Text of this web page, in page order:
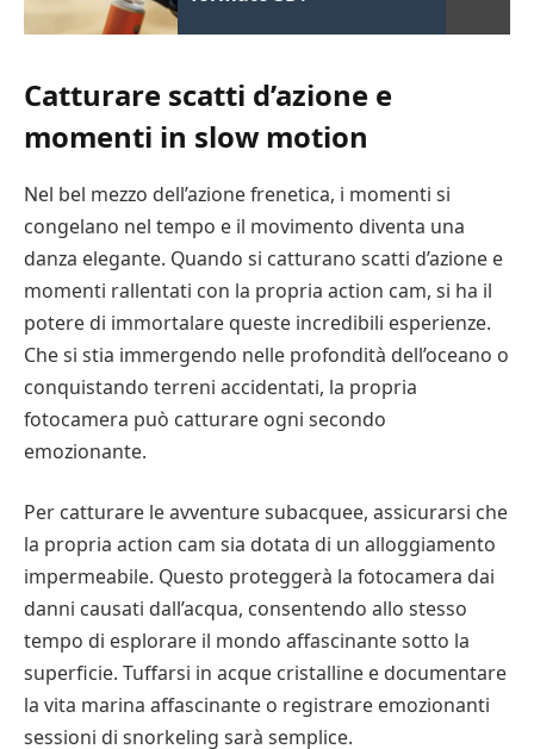
Catturare scatti d’azione e
momenti in slow motion
Nel bel mezzo dell’azione frenetica, i momenti si
congelano nel tempo e il movimento diventa una
danza elegante. Quando si catturano scatti d’azione e
momenti rallentati con la propria action cam, si ha il
potere di immortalare queste incredibili esperienze.
Che si stia immergendo nelle profondità dell’oceano o
conquistando terreni accidentati, la propria
fotocamera può catturare ogni secondo
emozionante.
Per catturare le avventure subacquee, assicurarsi che
la propria action cam sia dotata di un alloggiamento
impermeabile. Questo proteggerà la fotocamera dai
danni causati dall’acqua, consentendo allo stesso
tempo di esplorare il mondo affascinante sotto la
superficie. Tuffarsi in acque cristalline e documentare
la vita marina affascinante o registrare emozionanti
sessioni di snorkeling sarà semplice.